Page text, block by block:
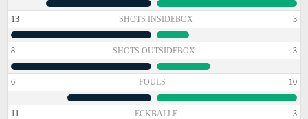
13 SHOTS INSIDEBOX 3
8 SHOTS OUTSIDEBOX 3
6 FOULS 10
11 ECKBÄLLE 3